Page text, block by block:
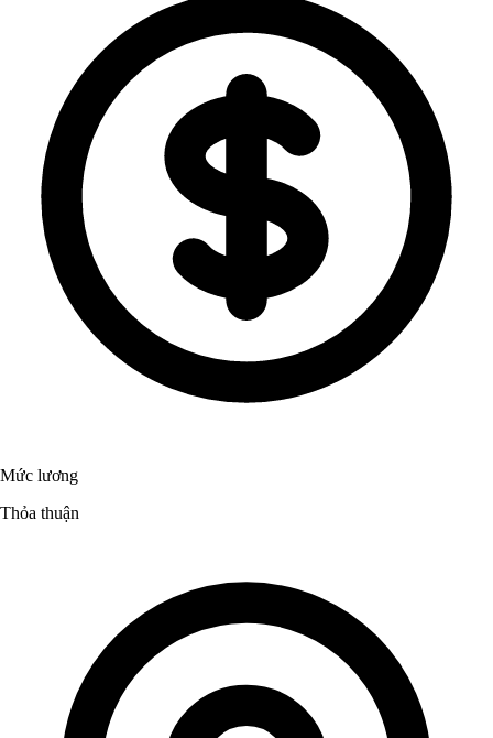
Mức lương
Thỏa thuận